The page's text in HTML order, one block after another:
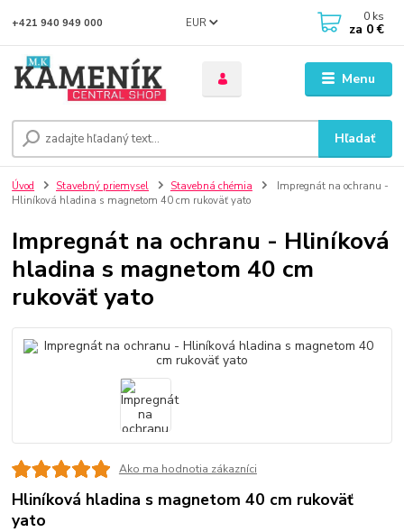
Menu
EUR
Hľadať
+421 940 949 000 0 ks
za 0 €
Úvod Stavebný priemysel Stavebná chémia
Impregnát na ochranu -
Hliníková hladina s magnetom 40 cm rukoväť yato
Impregnát na ochranu - Hliníková
hladina s magnetom 40 cm
rukoväť yato
Ako ma hodnotia zákazníci
Hliníková hladina s magnetom 40 cm rukoväť
yato